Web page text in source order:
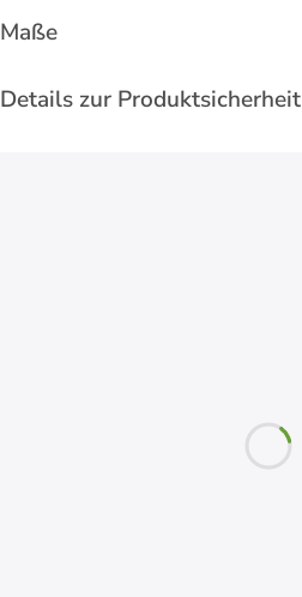
Maße
Details zur Produktsicherheit